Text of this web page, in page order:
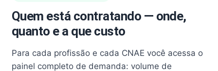
Quem está contratando — onde,
quanto e a que custo
Para cada profissão e cada CNAE você acessa o
painel completo de demanda: volume de